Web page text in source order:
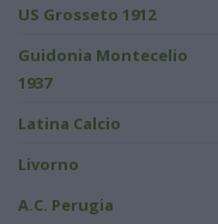
US Grosseto 1912
Guidonia Montecelio
1937
Latina Calcio
Livorno
A.C. Perugia